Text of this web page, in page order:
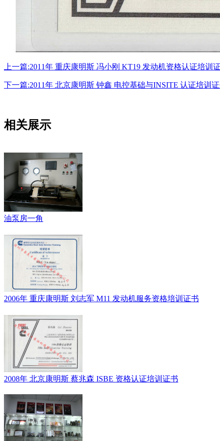
上一篇:2011年 重庆康明斯 冯小刚 KT19 发动机资格认证培训
下一篇:2011年 北京康明斯 钟鑫 电控基础与INSITE 认证培训
相关展示
油泵房一角
2006年 重庆康明斯 刘志军 M11 发动机服务资格培训证书
2008年 北京康明斯 蔡兆森 ISBE 资格认证培训证书